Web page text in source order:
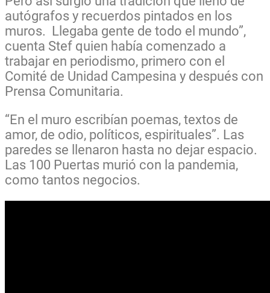
autógrafos y recuerdos pintados en los
muros. Llegaba gente de todo el mundo”,
cuenta Stef quien había comenzado a
trabajar en periodismo, primero con el
Comité de Unidad Campesina y después con
Prensa Comunitaria.
“En el muro escribían poemas, textos de
amor, de odio, políticos, espirituales”. Las
paredes se llenaron hasta no dejar espacio.
Las 100 Puertas murió con la pandemia,
como tantos negocios.